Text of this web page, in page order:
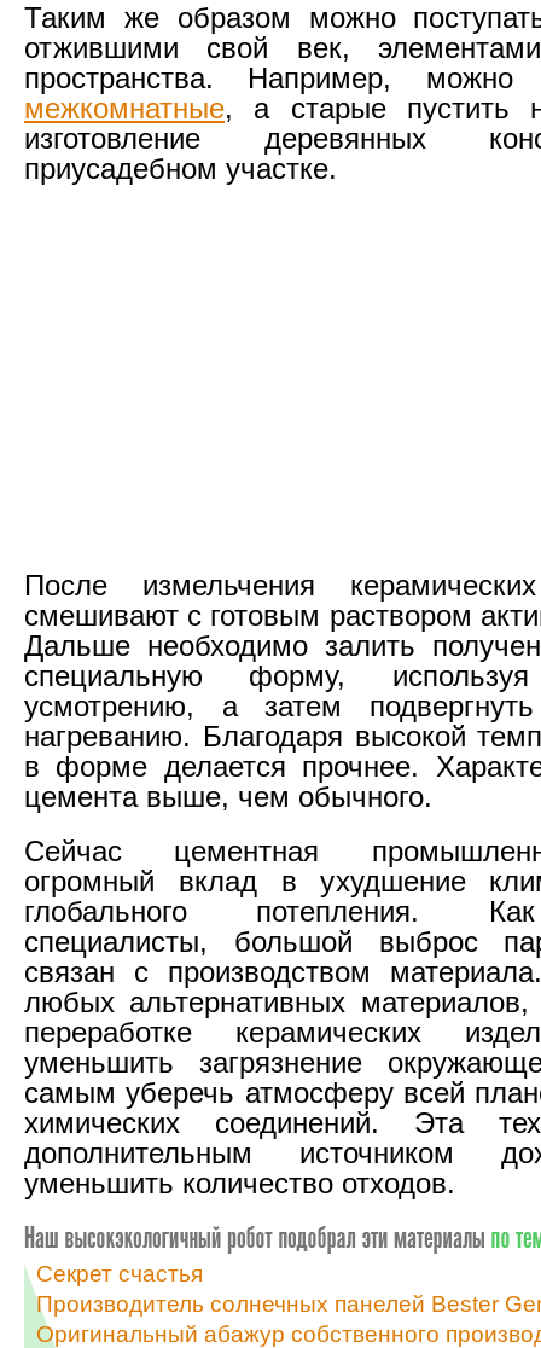
Таким же образом можно
отжившими свой век, элементами
пространства. Например,
межкомнатные, а старые пустить
изготовление деревянных
приусадебном участке.
После измельчения
смешивают с готовым раствором
Дальше необходимо залить
специальную форму,
усмотрению, а затем
нагреванию. Благодаря высокой
в форме делается прочнее.
цемента выше, чем обычного.
Сейчас цементная
огромный вклад в ухудшение
глобального потепления.
специалисты, большой выброс
связан с производством
любых альтернативных
переработке керамических
уменьшить загрязнение
самым уберечь атмосферу всей
химических соединений. Эта
дополнительным источником
уменьшить количество отходов.
Секрет счастья
Производитель солнечных панелей Bester
Оригинальный абажур собственного